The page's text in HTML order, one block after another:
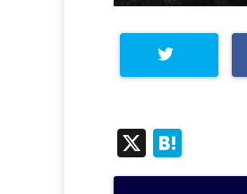
X
at